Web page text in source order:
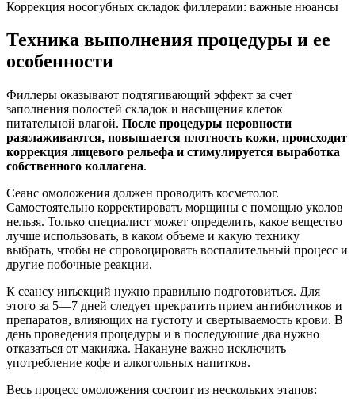
Коррекция носогубных складок филлерами: важные нюансы
Техника выполнения процедуры и ее
особенности
Филлеры оказывают подтягивающий эффект за счет
заполнения полостей складок и насыщения клеток
питательной влагой. После процедуры неровности
разглаживаются, повышается плотность кожи, происходит
коррекция лицевого рельефа и стимулируется выработка
собственного коллагена.
Сеанс омоложения должен проводить косметолог.
Самостоятельно корректировать морщины с помощью уколов
нельзя. Только специалист может определить, какое вещество
лучше использовать, в каком объеме и какую технику
выбрать, чтобы не спровоцировать воспалительный процесс и
другие побочные реакции.
К сеансу инъекций нужно правильно подготовиться. Для
этого за 5—7 дней следует прекратить прием антибиотиков и
препаратов, влияющих на густоту и свертываемость крови. В
день проведения процедуры и в последующие два нужно
отказаться от макияжа. Накануне важно исключить
употребление кофе и алкогольных напитков.
Весь процесс омоложения состоит из нескольких этапов: